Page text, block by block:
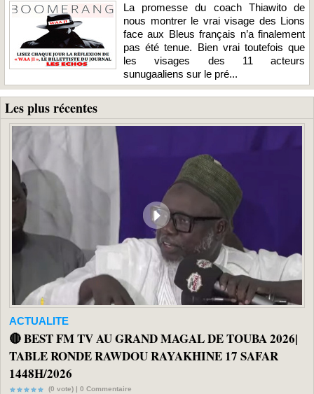
La promesse du coach Thiawito de
nous montrer le vrai visage des Lions
face aux Bleus français n’a finalement
pas été tenue. Bien vrai toutefois que
les visages des 11 acteurs
sunugaaliens sur le pré...
Les plus récentes
ACTUALITE
🔴 BEST FM TV AU GRAND MAGAL DE TOUBA 2026|
TABLE RONDE RAWDOU RAYAKHINE 17 SAFAR
1448H/2026
(0 vote) | 0 Commentaire